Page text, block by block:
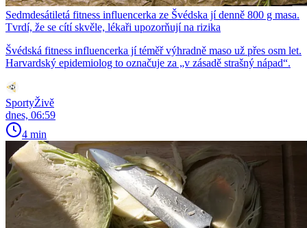
Sedmdesátiletá fitness influencerka ze Švédska jí denně 800 g masa.
Tvrdí, že se cítí skvěle, lékaři upozorňují na rizika
Švédská fitness influencerka jí téměř výhradně maso už přes osm let.
Harvardský epidemiolog to označuje za „v zásadě strašný nápad“.
SportyŽivě
dnes, 06:59
4 min